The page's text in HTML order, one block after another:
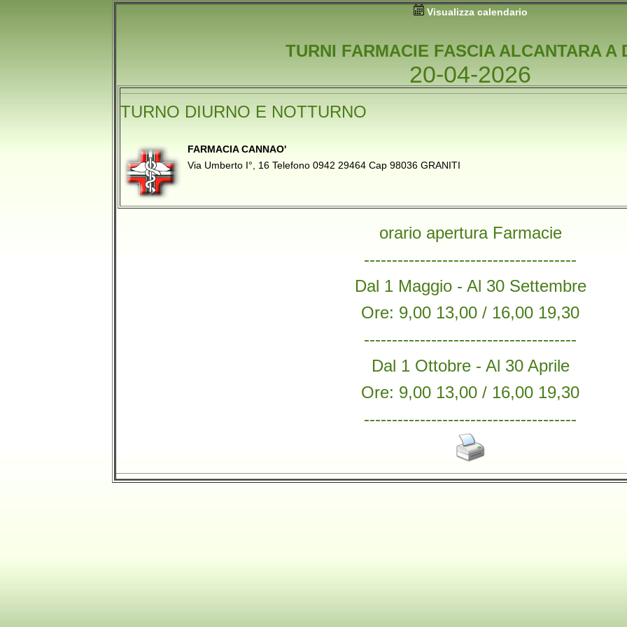
Visualizza calendario
TURNI FARMACIE FASCIA ALCANTARA A
20-04-2026
TURNO DIURNO E NOTTURNO
FARMACIA CANNAO'
Via Umberto I°, 16 Telefono 0942 29464 Cap 98036 GRANITI
orario apertura Farmacie
--------------------------------------
Dal 1 Maggio - Al 30 Settembre
Ore: 9,00 13,00 / 16,00 19,30
--------------------------------------
Dal 1 Ottobre - Al 30 Aprile
Ore: 9,00 13,00 / 16,00 19,30
--------------------------------------